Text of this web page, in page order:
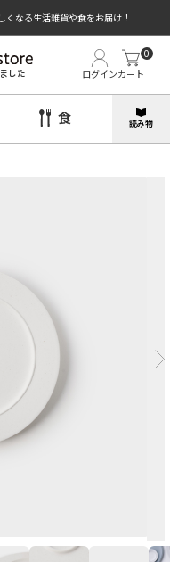
なる生活雑貨や食をお届け！
した ログインカート
0
食 読み物